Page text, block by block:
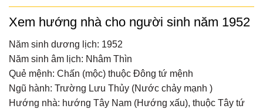
Xem hướng nhà cho người sinh năm 1952
Năm sinh dương lịch: 1952
Năm sinh âm lịch: Nhâm Thìn
Quẻ mệnh: Chấn (mộc) thuộc Đông tứ mệnh
Ngũ hành: Trường Lưu Thủy (Nước chảy mạnh )
Hướng nhà: hướng Tây Nam (Hướng xấu), thuộc Tây tứ